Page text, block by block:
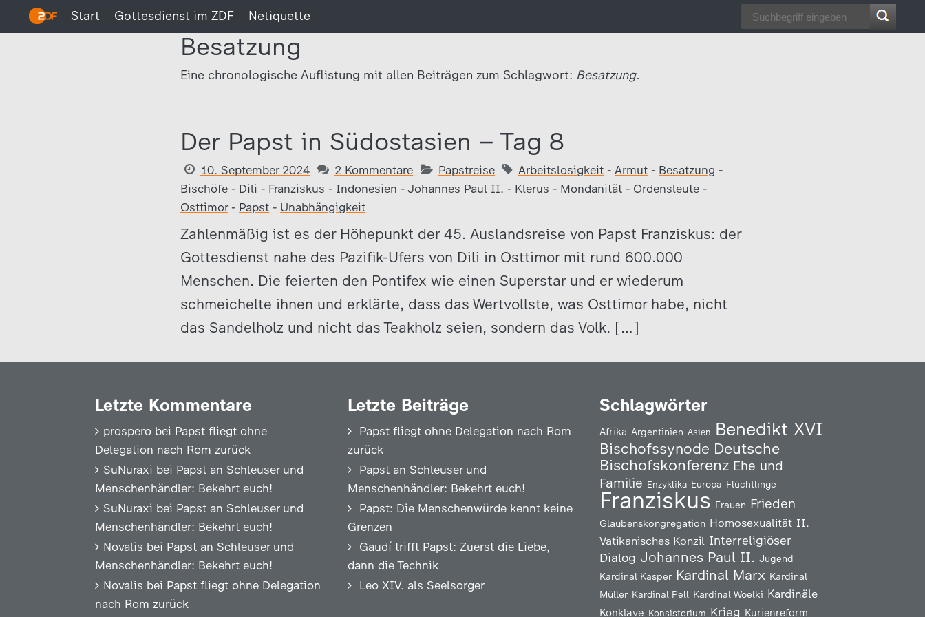
Start Gottesdienst im ZDF Netiquette
Besatzung
Eine chronologische Auflistung mit allen Beiträgen zum Schlagwort: Besatzung.
Der Papst in Südostasien – Tag 8
10. September 2024 2 Kommentare Papstreise Arbeitslosigkeit - Armut - Besatzung -
Bischöfe - Dili - Franziskus - Indonesien - Johannes Paul II. - Klerus - Mondanität - Ordensleute -
Osttimor- Papst - Unabhängigkeit
Zahlenmäßig ist es der Höhepunkt der 45. Auslandsreise von Papst Franziskus: der
Gottesdienst nahe des Pazifik-Ufers von Dili in Osttimor mit rund 600.000
Menschen. Die feierten den Pontifex wie einen Superstar und er wiederum
schmeichelte ihnen und erklärte, dass das Wertvollste, was Osttimor habe, nicht
das Sandelholz und nicht das Teakholz seien, sondern das Volk. […]
Letzte Kommentare
prospero bei Papst fliegt ohne
Delegation nach Rom zurück
SuNuraxi bei Papst an Schleuser und
Menschenhändler: Bekehrt euch!
SuNuraxi bei Papst an Schleuser und
Menschenhändler: Bekehrt euch!
Novalis bei Papst an Schleuser und
Menschenhändler: Bekehrt euch!
Novalis bei Papst fliegt ohne Delegation
nach Rom zurück
Letzte Beiträge
Papst fliegt ohne Delegation nach Rom
zurück
Papst an Schleuser und
Menschenhändler: Bekehrt euch!
Papst: Die Menschenwürde kennt keine
Grenzen
Gaudí trifft Papst: Zuerst die Liebe,
dann die Technik
Leo XIV. als Seelsorger
Schlagwörter
Afrika Argentinien Asien Benedikt XVI
Bischofssynode Deutsche
Bischofskonferenz Ehe und
Familie Enzyklika Europa Flüchtlinge
Franziskus Frauen Frieden
Glaubenskongregation Homosexualität II.
Vatikanisches Konzil Interreligiöser
Dialog Johannes Paul II. Jugend
Kardinal Kasper Kardinal Marx Kardinal
Müller Kardinal Pell Kardinal Woelki Kardinäle
Konklave Konsistorium Krieg Kurienreform